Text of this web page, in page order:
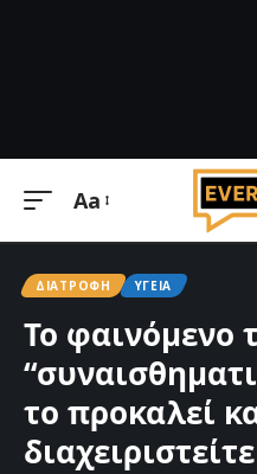
Μεγέθυνση
Aa
ΔΙΑΤΡΟΦΉ ΥΓΕΊΑ
Το φαινόμενο
το προκαλεί
διαχειριστείτε